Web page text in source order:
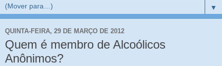
▼
QUINTA-FEIRA, 29 DE MARÇO DE 2012
Quem é membro de Alcoólicos
Anônimos?